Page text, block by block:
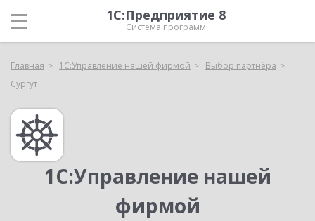
1С:Предприятие 8
Система программ
Главная 1С:Управление нашей фирмой
Выбор партнёра
Сургут
1С:Управление нашей
фирмой